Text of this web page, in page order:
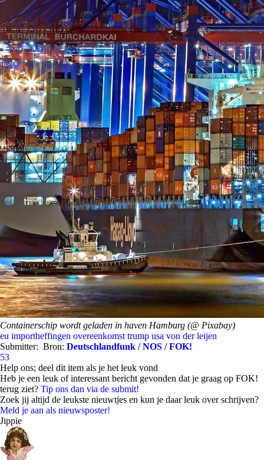
Containerschip wordt geladen in haven Hamburg (@ Pixabay)
eu importheffingen overeenkomst trump usa von der leijen
Submitter: Bron: Deutschlandfunk / NOS / FOK!
53
Help ons; deel dit item als je het leuk vond
Heb je een leuk of interessant bericht gevonden dat je graag op FOK!
terug ziet? Tip ons dan via de submit!
Zoek jij altijd de leukste nieuwtjes en kun je daar leuk over schrijven?
Meld je aan als nieuwsposter!
Jippie